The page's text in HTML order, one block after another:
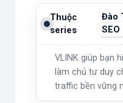
Thuộc
series
Đào
SEO
VLINK giúp bạn
làm chủ tư duy
traffic bền vững